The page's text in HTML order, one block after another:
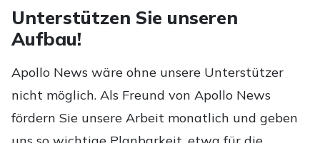
Unterstützen Sie unseren
Aufbau!
Apollo News wäre ohne unsere Unterstützer
nicht möglich. Als Freund von Apollo News
fördern Sie unsere Arbeit monatlich und geben